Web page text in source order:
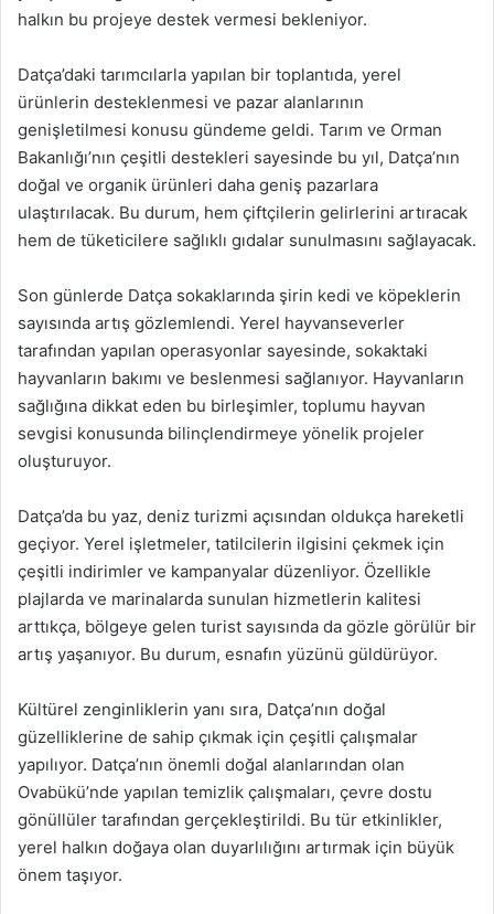
halkın bu projeye destek vermesi bekleniyor.
Datça’daki tarımcılarla yapılan bir toplantıda, yerel
ürünlerin desteklenmesi ve pazar alanlarının
genişletilmesi konusu gündeme geldi. Tarım ve Orman
Bakanlığı’nın çeşitli destekleri sayesinde bu yıl, Datça’nın
doğal ve organik ürünleri daha geniş pazarlara
ulaştırılacak. Bu durum, hem çiftçilerin gelirlerini artıracak
hem de tüketicilere sağlıklı gıdalar sunulmasını sağlayacak.
Son günlerde Datça sokaklarında şirin kedi ve köpeklerin
sayısında artış gözlemlendi. Yerel hayvanseverler
tarafından yapılan operasyonlar sayesinde, sokaktaki
hayvanların bakımı ve beslenmesi sağlanıyor. Hayvanların
sağlığına dikkat eden bu birleşimler, toplumu hayvan
sevgisi konusunda bilinçlendirmeye yönelik projeler
oluşturuyor.
Datça’da bu yaz, deniz turizmi açısından oldukça hareketli
geçiyor. Yerel işletmeler, tatilcilerin ilgisini çekmek için
çeşitli indirimler ve kampanyalar düzenliyor. Özellikle
plajlarda ve marinalarda sunulan hizmetlerin kalitesi
arttıkça, bölgeye gelen turist sayısında da gözle görülür bir
artış yaşanıyor. Bu durum, esnafın yüzünü güldürüyor.
Kültürel zenginliklerin yanı sıra, Datça’nın doğal
güzelliklerine de sahip çıkmak için çeşitli çalışmalar
yapılıyor. Datça’nın önemli doğal alanlarından olan
Ovabükü’nde yapılan temizlik çalışmaları, çevre dostu
gönüllüler tarafından gerçekleştirildi. Bu tür etkinlikler,
yerel halkın doğaya olan duyarlılığını artırmak için büyük
önem taşıyor.